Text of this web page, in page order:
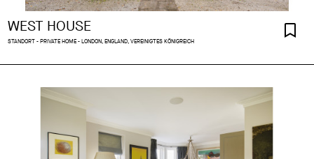
WEST HOUSE
STANDORT - PRIVATE HOME - LONDON, ENGLAND, VEREINIGTES KÖNIGREICH